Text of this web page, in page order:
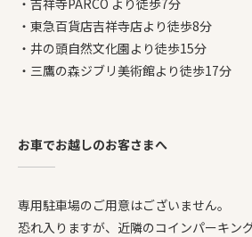
・東急百貨店吉祥寺店より徒歩8分
・井の頭自然文化園より徒歩15分
・三鷹の森ジブリ美術館より徒歩17分
お車でお越しのお客さまへ
専用駐車場のご用意はございません。
恐れ入りますが、近隣のコインパーキン